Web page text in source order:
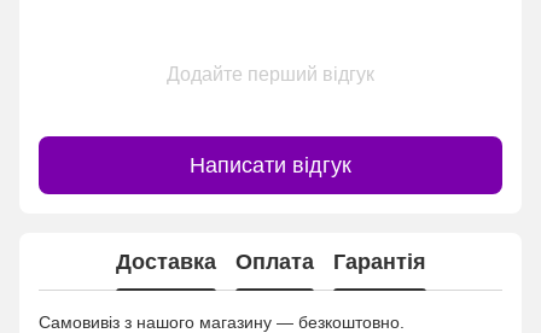
Додайте перший відгук
Написати відгук
Доставка Оплата Гарантія
Самовивіз з нашого магазину — безкоштовно.